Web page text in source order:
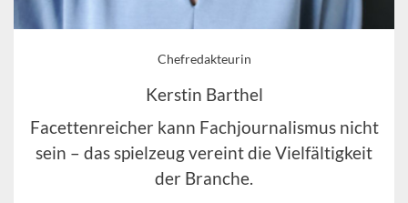
Chefredakteurin
Kerstin Barthel
Facettenreicher kann Fachjournalismus nicht
sein – das spielzeug vereint die Vielfältigkeit
der Branche.